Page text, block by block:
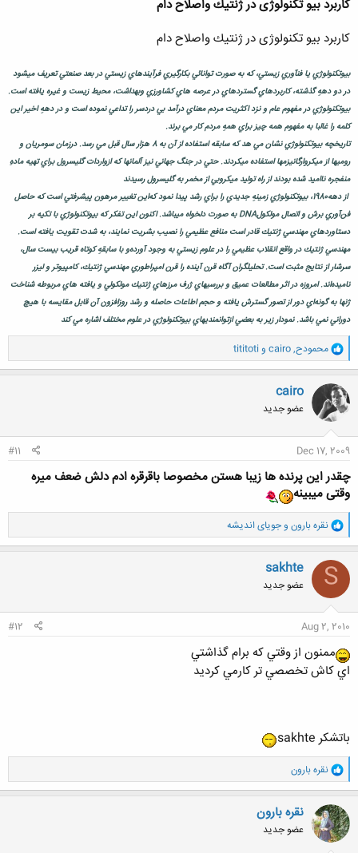
كاربرد بيو تكنولوژی در ژنتيك واصلاح دام
كاربرد بيو تكنولوژی در ژنتيك واصلاح دام
بيوتكنولوژي يا فنآوري زيستي، كه به صورت توانائي بكارگيري فرآيندهاي زيستي در بعد صنعتي تعريف ميشود
در دو دههِ گذشته، كاربردهاي گستردهاي در عرصه هاي كشاورزي وبهداشت، محيط زيست و غيره يافته است.
بيوتكنولوژي در مفهوم عام و نزد اكثريت مردم معناي درآمد بي دردسر را تداعي نموده است و در دههِ اخير اين
كلمه را غالبا به مفهوم همه چيز براي همهِ مردم كار مي برند.
تاريخچه بيوتكنولوژي نشان مي هد كه سابقه استفاده از آن به 8 هزار سال قبل مي رسد. درزمان سومريان و
روميها از ميكروارگانيزمها استفاده ميكردند. حتي در جنگ جهاني نيز آلمانها كه ازواردات گليسرول براي تهيه مادهِ
منفجره نااميد شده بودند از راه توليد ميكروبي از مخمر به گليسرول رسيدند
‌‌ از دهه1980، بيوتكنولوژي زمينهِ جديدي را براي رشد پيدا نمود كه‌اين تغيير مرهون پيشرفتي است كه حاصل
فن‌آوري برش و اتصال مولكولDNA به صورت دلخواه ميباشد. اكنون اين تفكر كه بيوتكنولوژي با تكيه بر
دستاوردهاي مهندسي ژنتيك قادر است منافع عظيمي را نصيب بشريت نمايند، به شدت تقويت يافته است.
مهندسي ژنتيك در واقع انقلاب عظيمي را در علوم زيستي به وجود آورده‌و با سابقهِ كوتاه قريب بيست سال،
سرشار از نتايج مثبت است. تحليلگران آگاه قرن آينده را قرن امپراطوري مهندسي ژنتيك، كامپيوتر و ليزر
ناميده‌اند. امروزه در اثر مطالعات عميق و بررسيهاي ژرف مرزهاي ژنتيك مولكولي و يافته هاي‌ مربوطه شناخت
ژنها به گونه‌اي دور از تصور گسترش يافته و حجم اط‌اعات حاصله و رشد روزافزون آن قابل مقايسه با هيچ
دوراني نمي باشد. نمودار زير به بعضي ازتوانمنديهاي بيوتكنولوژي در علوم مختلف اشاره مي كند
و
ا
ک
ن
ش
ه
ا
محمودح,
cairo و tititoti
cairo
عضو جدید
Dec 17, 2009
#11
چقدر این پرنده ها زیبا هستن مخصوصا باقرقره ادم دلش ضعف میره
وقتی میبینه
و
ا
ک
ن
ش
ه
ا
نقره بارون و جویای اندیشه
S
sakhte
عضو جدید
Aug 2, 2010
#12
ممنون از وقتي كه برام گذاشتي
اي كاش تخصصي تر كارمي كرديد
باتشكر sakhte
و
ا
ک
ن
ش
ه
ا
نقره بارون
نقره بارون
عضو جدید